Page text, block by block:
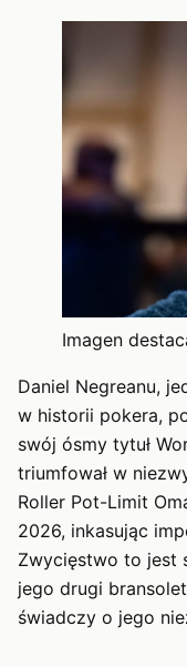
Imagen
Daniel Negreanu,
w historii pokera,
swój ósmy tytuł
triumfował w
Roller Pot-Limit
2026, inkasując
Zwycięstwo to jest
jego drugi
świadczy o jego